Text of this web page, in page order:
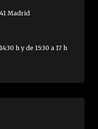
Madrid
h y de 15:30 a 17 h